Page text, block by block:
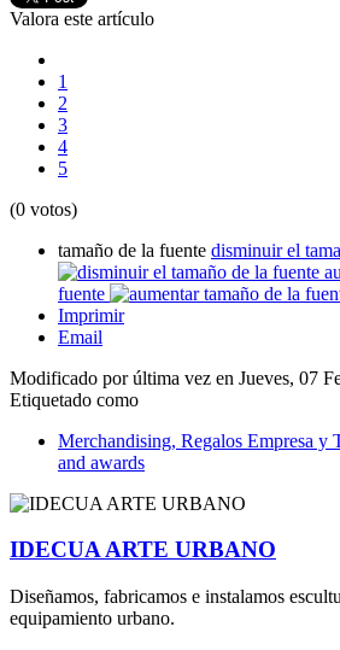
Valora este artículo
1
2
3
4
5
(0 votos)
tamaño de la fuente disminuir el
fuente
Imprimir
Email
Modificado por última vez en Jueves, 07
Etiquetado como
Merchandising, Regalos Empresa y
and awards
IDECUA ARTE URBANO
Diseñamos, fabricamos e instalamos
equipamiento urbano.